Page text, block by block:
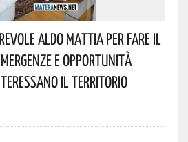
Aldo Mattia Per Fare Il
E Opportunità
Il Territorio